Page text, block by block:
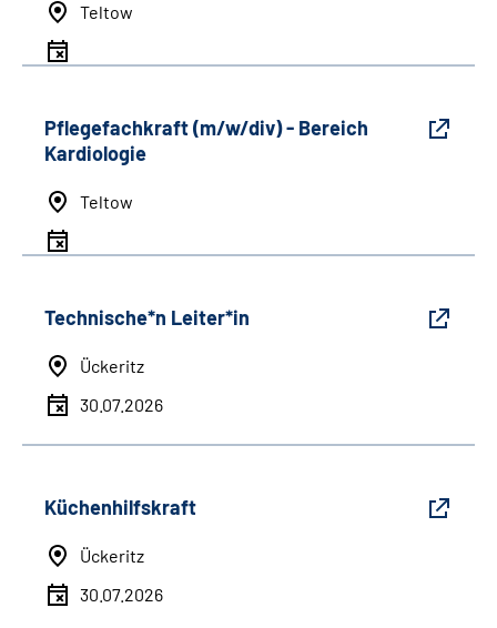
Teltow
Pflegefachkraft (m/w/div) - Bereich
Kardiologie
Teltow
Technische*n Leiter*in
Ückeritz
30.07.2026
Küchenhilfskraft
Ückeritz
30.07.2026